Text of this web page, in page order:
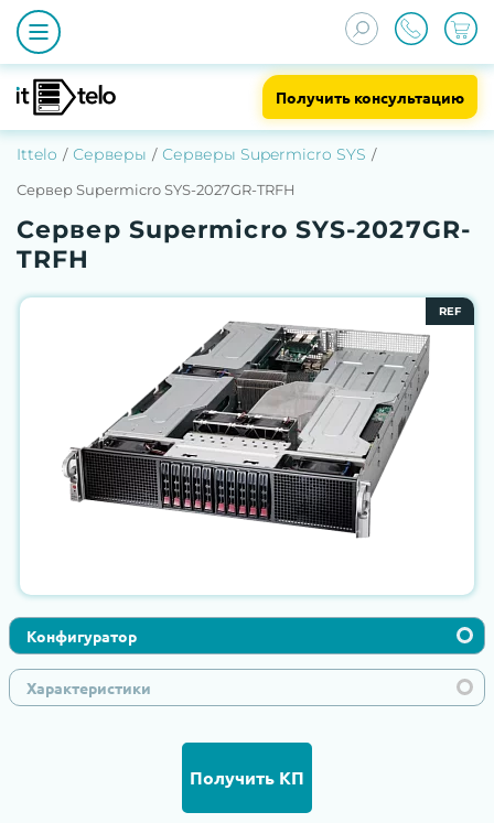
Получить консультацию
Ittelo Серверы Серверы Supermicro SYS
Сервер Supermicro SYS-2027GR-TRFH
Сервер Supermicro SYS-2027GR-
TRFH
REF
Конфигуратор
Характеристики
Получить КП